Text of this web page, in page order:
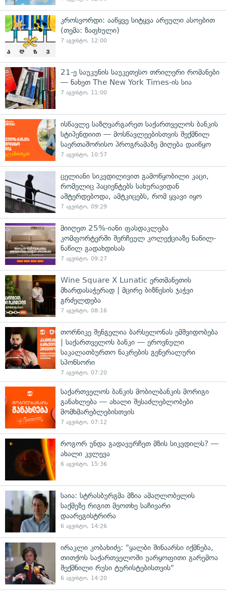
კროსვორდი: ააწყვე სიტყვა არეული ასოებით
(თემა: ზაფხული)
7 აგვისტო, 12:00
21-ე საუკუნის საუკეთესო თრილერი რომანები
— ნახეთ The New York Times-ის სია
7 აგვისტო, 11:00
ისწავლე საზღვარგარეთ საქართველოს ბანკის
სტიპენდიით — მოსწავლეებისთვის შექმნილ
საერთაშორისო პროგრამაზე მიღება დაიწყო
7 აგვისტო, 10:57
ცელიანი სიკვდილივით გამოწყობილი კაცი,
რომელიც პაციენტებს სახურავიდან
აშტერდებოდა, ამტკიცებს, რომ ყვავი იყო
7 აგვისტო, 09:29
მიიღეთ 25%-იანი ფასდაკლება
კომფორტერში შერჩეულ კოლექციაზე ნაწილ-
ნაწილ გადახდისას
7 აგვისტო, 09:27
Wine Square X Lunatic ერთმანეთის
მხარდასაჭერად | მცირე ბიზნესის ჯაჭვი
გრძელდება
7 აგვისტო, 08:16
თორნიკე შენგელია ბარსელონას ემშვიდობება
| საქართველოს ბანკი — ეროვნული
საკალათბურთო ნაკრების გენერალური
სპონსორი
7 აგვისტო, 07:20
საქართველოს ბანკის მობილბანკის მორიგი
განახლება — ახალი შესაძლებლობები
მომხმარებლებისთვის
7 აგვისტო, 07:12
როგორ უნდა გადავურჩეთ მზის სიკვდილს? —
ახალი კვლევა
6 აგვისტო, 15:36
საია: სტრასბურგმა მზია ამაღლობელის
საქმეზე რიგით მეოთხე საჩივარი
დაარეგისტრირა
6 აგვისტო, 14:26
ირაკლი კობახიძე: "ყალბი შინაარსი იქმნება,
თითქოს საქართველოში უარყოფითი გარემოა
შექმნილი რუსი ტურისტებისთვის"
6 აგვისტო, 14:20